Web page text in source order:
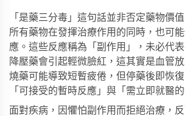
「是藥三分毒」這句話並非否定藥物價
所有藥物在發揮治療作用的同時，也可
應。這些反應稱為「副作用」，未必代
降壓藥會引起輕微臉紅，這其實是血管
燒藥可能導致短暫疲倦，但停藥後即恢
「可接受的暫時反應」與「需立即就醫
面對疾病，因懼怕副作用而拒絕治療，